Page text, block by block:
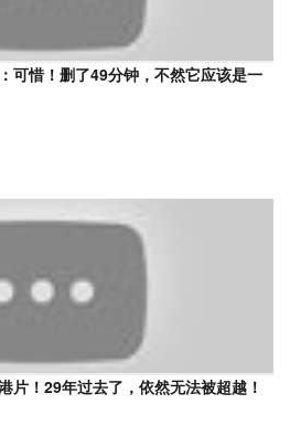
可惜！删了49分钟，不然它应该是一
片！29年过去了，依然无法被超越！